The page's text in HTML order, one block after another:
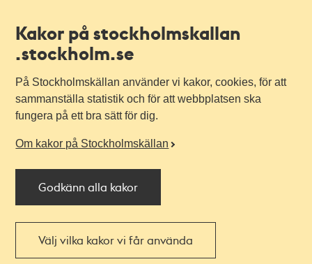
Kakor på stockholmskallan
.stockholm.se
På Stockholmskällan använder vi kakor, cookies, för att
sammanställa statistik och för att webbplatsen ska
fungera på ett bra sätt för dig.
Om kakor på Stockholmskällan
Godkänn alla kakor
Välj vilka kakor vi får använda